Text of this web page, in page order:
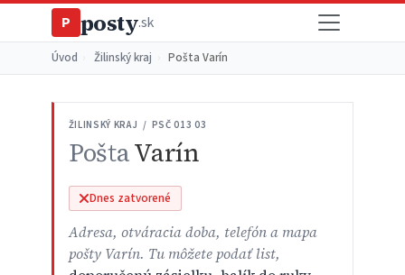
P posty.sk
Úvod Žilinský kraj Pošta Varín
ŽILINSKÝ KRAJ / PSČ 013 03
PoštaVarín
Dnes zatvorené
Adresa, otváracia doba, telefón a mapa
pošty Varín. Tu môžete podať list,